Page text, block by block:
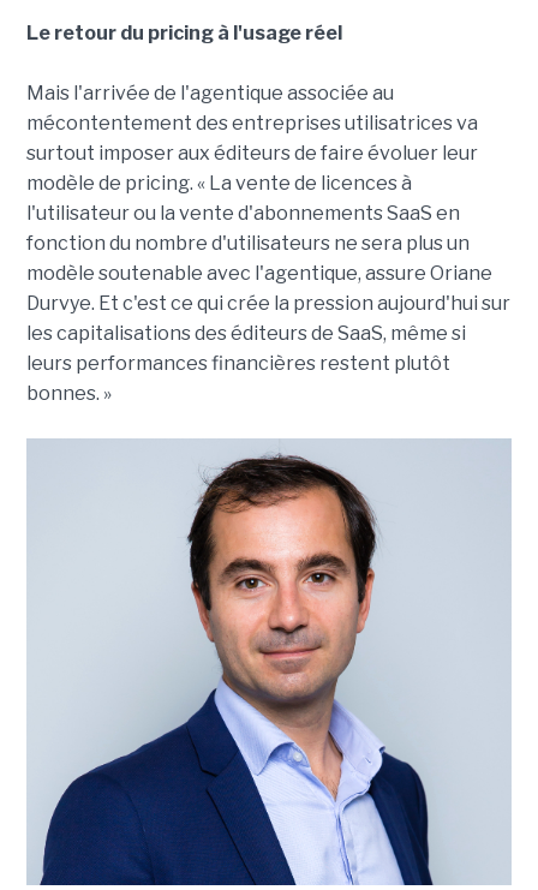
Le retour du pricing à l'usage réel
Mais l'arrivée de l'agentique associée au
mécontentement des entreprises utilisatrices va
surtout imposer aux éditeurs de faire évoluer leur
modèle de pricing. « La vente de licences à
l'utilisateur ou la vente d'abonnements SaaS en
fonction du nombre d'utilisateurs ne sera plus un
modèle soutenable avec l'agentique, assure Oriane
Durvye. Et c'est ce qui crée la pression aujourd'hui sur
les capitalisations des éditeurs de SaaS, même si
leurs performances financières restent plutôt
bonnes. »